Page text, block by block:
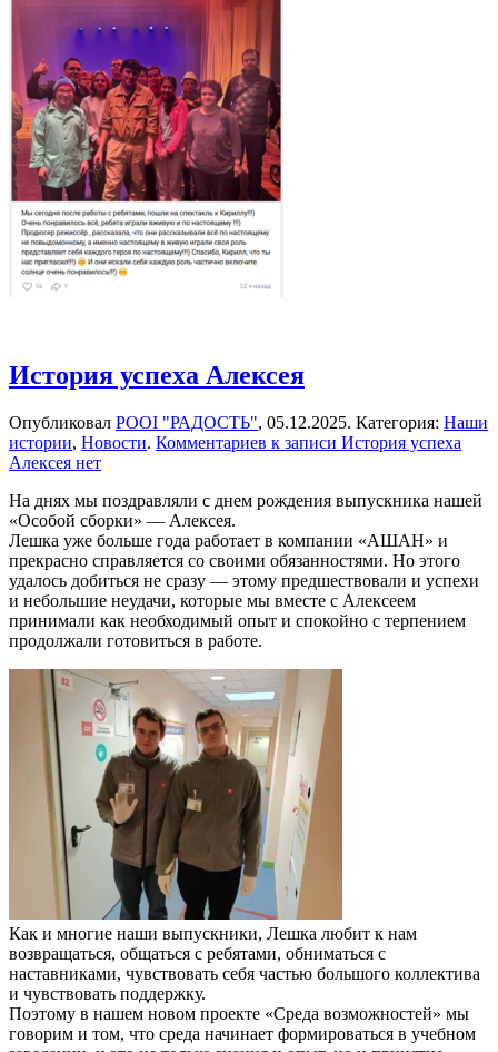
История успеха Алексея
Опубликовал РООІ "РАДОСТЬ", 05.12.2025. Категория: Наши
истории, Новости. Комментариев к записи История успеха
Алексея нет
На днях мы поздравляли с днем рождения выпускника нашей
«Особой сборки» — Алексея.
Лешка уже больше года работает в компании «АШАН» и
прекрасно справляется со своими обязанностями. Но этого
удалось добиться не сразу — этому предшествовали и успехи
и небольшие неудачи, которые мы вместе с Алексеем
принимали как необходимый опыт и спокойно с терпением
продолжали готовиться в работе.
Как и многие наши выпускники, Лешка любит к нам
возвращаться, общаться с ребятами, обниматься с
наставниками, чувствовать себя частью большого коллектива
и чувствовать поддержку.
Поэтому в нашем новом проекте «Среда возможностей» мы
говорим и том, что среда начинает формироваться в учебном